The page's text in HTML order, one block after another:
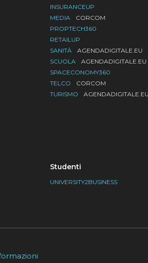
INSURANCEUP
MEDIA
CORCOM
PROPTECH360
RETAILUP
SANITÀ
AGENDADIGITALE.EU
SCUOLA
AGENDADIGITALE.EU
SPACECONOMY360
TELCO
CORCOM
TURISMO
AGENDADIGITALE.EU
Studenti
UNIVERSITY2BUSINESS